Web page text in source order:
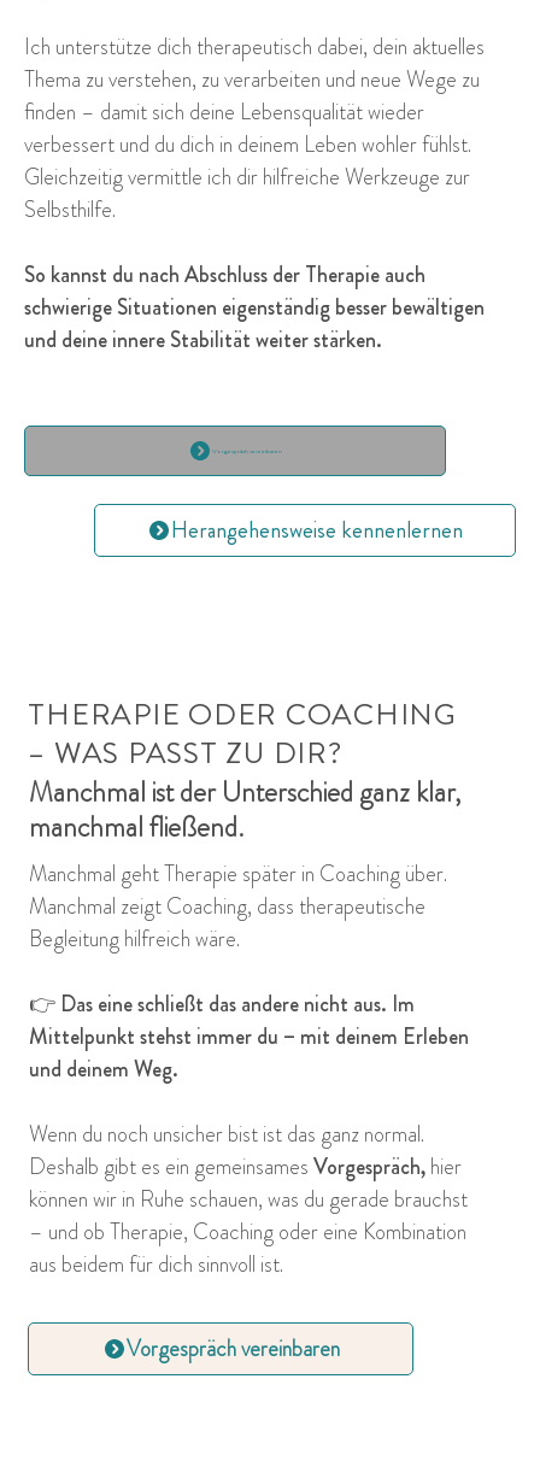
Ich unterstütze dich therapeutisch dabei, dein aktuelles
Thema zu verstehen, zu verarbeiten und neue Wege zu
finden – damit sich deine Lebensqualität wieder
verbessert und du dich in deinem Leben wohler fühlst.
Gleichzeitig vermittle ich dir hilfreiche Werkzeuge zur
Selbsthilfe.
So kannst du nach Abschluss der Therapie auch
schwierige Situationen eigenständig besser bewältigen
und deine innere Stabilität weiter stärken.
Vorgespräch vereinbaren
Herangehensweise kennenlernen
THERAPIE ODER COACHING
– WAS PASST ZU DIR?
Manchmal ist der Unterschied ganz klar,
manchmal fließend.
Manchmal geht Therapie später in Coaching über.
Manchmal zeigt Coaching, dass therapeutische
Begleitung hilfreich wäre.
👉 Das eine schließt das andere nicht aus. Im
Mittelpunkt stehst immer du – mit deinem Erleben
und deinem Weg.
Wenn du noch unsicher bist ist das ganz normal.
Deshalb gibt es ein gemeinsamesVorgespräch,hier
können wir in Ruhe schauen, was du gerade brauchst
– und ob Therapie, Coaching oder eine Kombination
aus beidem für dich sinnvoll ist.
Vorgespräch vereinbaren